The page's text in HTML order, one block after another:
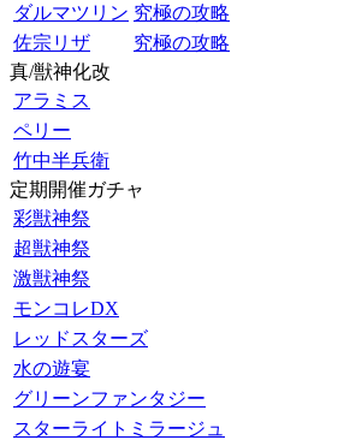
ダルマツリン 究極の攻略
佐宗リザ
究極の攻略
真/獣神化改
アラミス
ペリー
竹中半兵衛
定期開催ガチャ
彩獣神祭
超獣神祭
激獣神祭
モンコレDX
レッドスターズ
水の遊宴
グリーンファンタジー
スターライトミラージュ